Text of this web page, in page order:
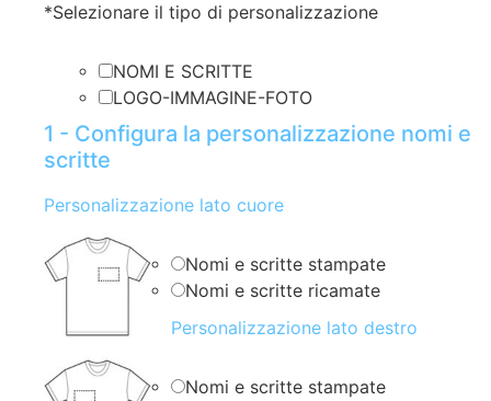
*Selezionare il tipo di personalizzazione
NOMI E SCRITTE
LOGO-IMMAGINE-FOTO
1 - Configura la personalizzazione nomi e
scritte
Personalizzazione lato cuore
Nomi e scritte stampate
Nomi e scritte ricamate
Personalizzazione lato destro
Nomi e scritte stampate